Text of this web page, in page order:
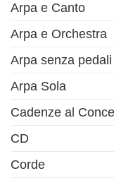
Arpa e Canto
Arpa e Orchestra
Arpa senza
Arpa Sola
Cadenze al
CD
Corde